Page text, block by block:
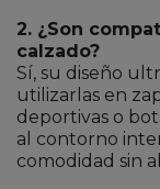
2. ¿Son
calzado?
Sí, su diseño
utilizarlas en
deportivas o
al contorno
comodidad sin